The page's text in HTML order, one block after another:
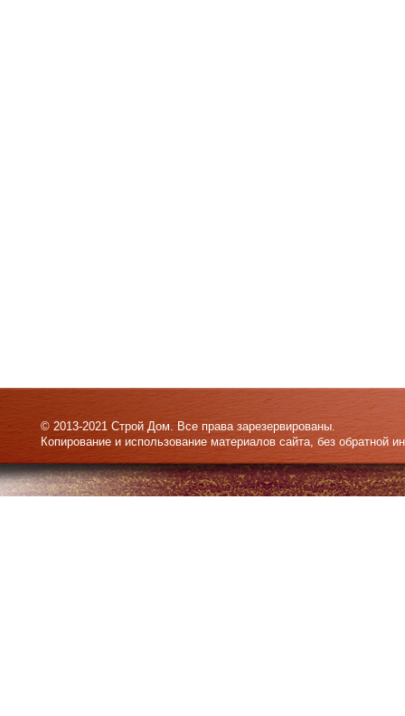
© 2013-2021 Строй Дом. Все права зарезервированы.
Копирование и использование материалов сайта, без обратной